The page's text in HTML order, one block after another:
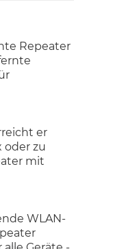
Repeater
er
oder zu
mit
WLAN-